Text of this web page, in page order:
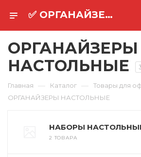
✅ ОРГАНАЙЗЕРЫ НАСТОЛЬНЫЕ оптом ⚡
ОРГАНАЙЗЕРЫ
НАСТОЛЬНЫЕ
Главная — Каталог — Товары для
ОРГАНАЙЗЕРЫ НАСТОЛЬНЫЕ
НАБОРЫ
2 ТОВАРА